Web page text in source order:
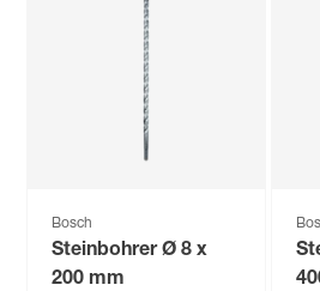
Bosch
Steinbohrer Ø 8 x
200 mm